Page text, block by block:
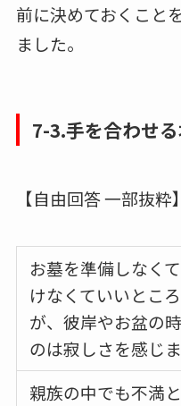
前に決めておくこと
ました。
7-3.手を合わせ
【自由回答 一部抜粋】
お墓を準備しなく
けなくていいとこ
が、彼岸やお盆の
のは寂しさを感じま
親族の中でも不満